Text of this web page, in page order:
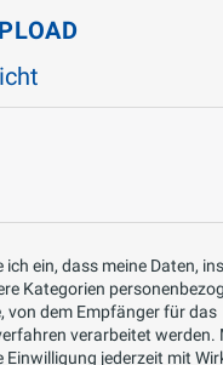
ich ein, dass meine Daten,
Kategorien
von dem Empfänger für das
verarbeitet werden.
Einwilligung jederzeit mit